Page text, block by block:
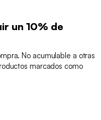
un 10% de
No acumulable a otras
marcados como